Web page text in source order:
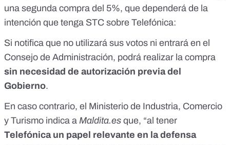
una segunda compra del 5%, que dependerá de la
intención que tenga STC sobre Telefónica:
Si notifica que no utilizará sus votos ni entrará en el
Consejo de Administración, podrá realizar la compra
sin necesidad de autorización previa del
Gobierno.
En caso contrario, el Ministerio de Industria, Comercio
y Turismo indica a Maldita.es que, “al tener
Telefónica un papel relevante en la defensa